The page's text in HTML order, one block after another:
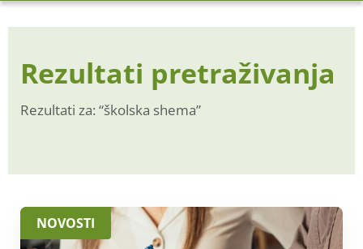
Rezultati pretraživanja
Rezultati za: “školska shema”
NOVOSTI